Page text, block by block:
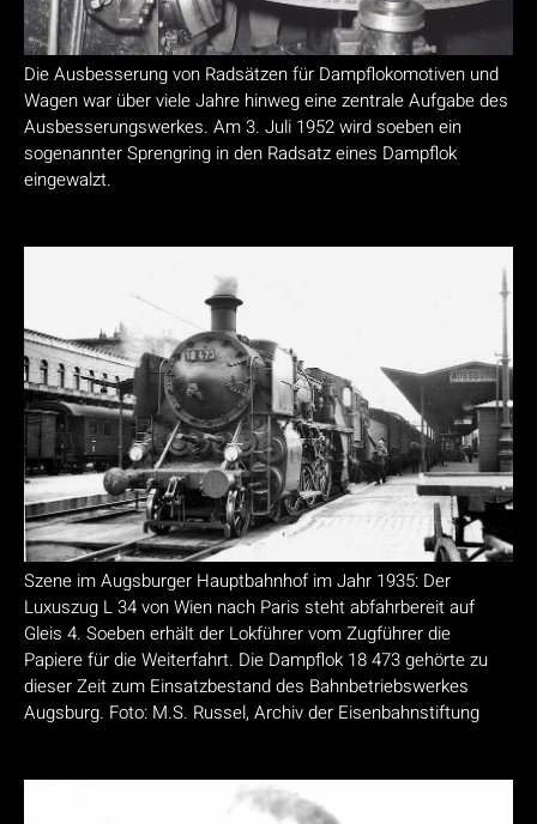
Die Ausbesserung von Radsätzen für Dampflokomotiven und
Wagen war über viele Jahre hinweg eine zentrale Aufgabe des
Ausbesserungswerkes. Am 3. Juli 1952 wird soeben ein
sogenannter Sprengring in den Radsatz eines Dampflok
eingewalzt.
Szene im Augsburger Hauptbahnhof im Jahr 1935: Der
Luxuszug L 34 von Wien nach Paris steht abfahrbereit auf
Gleis 4. Soeben erhält der Lokführer vom Zugführer die
Papiere für die Weiterfahrt. Die Dampflok 18 473 gehörte zu
dieser Zeit zum Einsatzbestand des Bahnbetriebswerkes
Augsburg. Foto: M.S. Russel, Archiv der Eisenbahnstiftung